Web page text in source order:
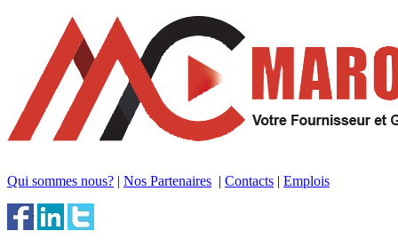
Qui sommes nous? | Nos Partenaires | Contacts | Emplois